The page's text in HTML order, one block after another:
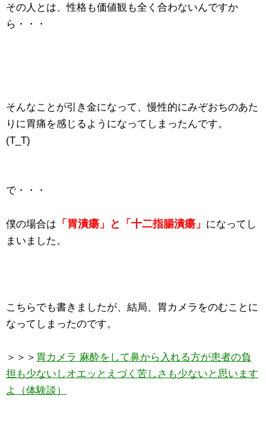
その人とは、性格も価値観も全く合わないんですか
ら・・・
そんなことが引き金になって、慢性的にみぞおちのあた
りに胃痛を感じるようになってしまったんです。
(T_T)
で・・・
僕の場合は 「胃潰瘍」と「十二指腸潰瘍」 になってし
まいました。
こちらでも書きましたが、結局、胃カメラをのむことに
なってしまったのです。
＞＞＞ 胃カメラ 麻酔をして鼻から入れる方が患者の負
担も少ないしオエッとえづく苦しさも少ないと思います
よ（体験談）